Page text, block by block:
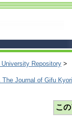
Repository >
The Journal of Gifu
こ